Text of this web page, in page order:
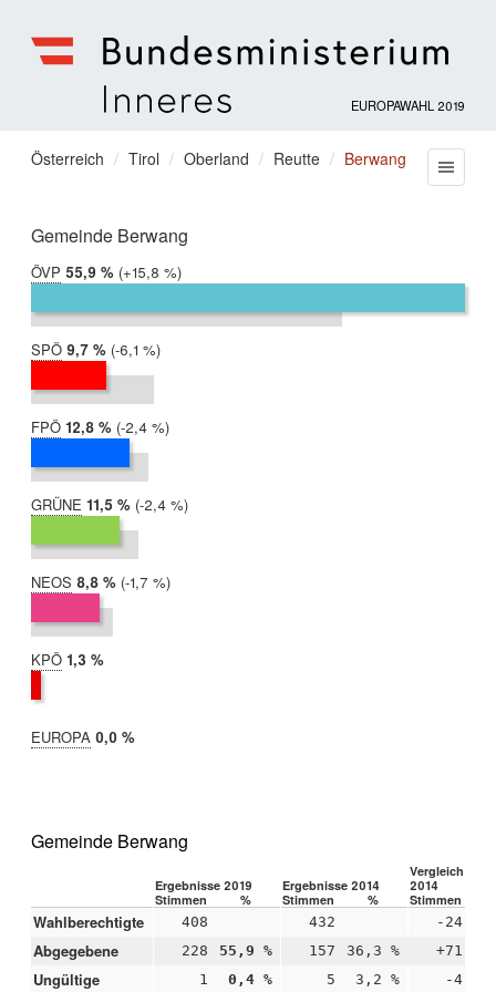
für
Inneres
EUROPAWAHL 2019
Sie
hier:
Österreich Tirol Oberland Reutte Berwang
Gemeinde Berwang
ÖVP 2019:
55,9 %
2014:
40,1 %
Differenz:
+15,8 %
SPÖ 2019:
9,7 %
2014:
15,8 %
Differenz:
-6,1 %
FPÖ 2019:
12,8 %
2014:
15,1 %
Differenz:
-2,4 %
GRÜNE 2019:
11,5 %
2014:
13,8 %
Differenz:
-2,4 %
NEOS 2019:
8,8 %
2014:
10,5 %
Differenz:
-1,7 %
KPÖ 2019:
1,3 %
EUROPA 2019:
0,0 %
Gemeinde Berwang
Ergebnisse 2019 Ergebnisse 2014
Vergleich
2014
Stimmen
% Stimmen % Stimmen
Wahlberechtigte 408 432 -24
Abgegebene 228 55,9 % 157 36,3 % +71
Ungültige 1 0,4 % 5 3,2 % -4